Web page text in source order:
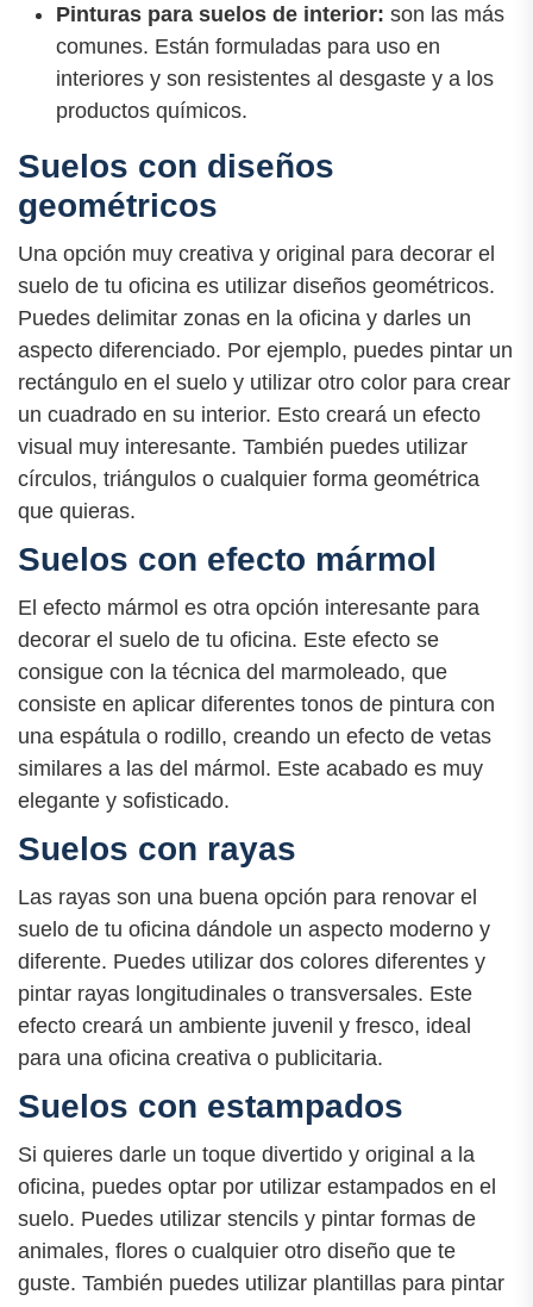
Pinturas para suelos de interior: son las más
comunes. Están formuladas para uso en
interiores y son resistentes al desgaste y a los
productos químicos.
Suelos con diseños
geométricos
Una opción muy creativa y original para decorar el
suelo de tu oficina es utilizar diseños geométricos.
Puedes delimitar zonas en la oficina y darles un
aspecto diferenciado. Por ejemplo, puedes pintar un
rectángulo en el suelo y utilizar otro color para crear
un cuadrado en su interior. Esto creará un efecto
visual muy interesante. También puedes utilizar
círculos, triángulos o cualquier forma geométrica
que quieras.
Suelos con efecto mármol
El efecto mármol es otra opción interesante para
decorar el suelo de tu oficina. Este efecto se
consigue con la técnica del marmoleado, que
consiste en aplicar diferentes tonos de pintura con
una espátula o rodillo, creando un efecto de vetas
similares a las del mármol. Este acabado es muy
elegante y sofisticado.
Suelos con rayas
Las rayas son una buena opción para renovar el
suelo de tu oficina dándole un aspecto moderno y
diferente. Puedes utilizar dos colores diferentes y
pintar rayas longitudinales o transversales. Este
efecto creará un ambiente juvenil y fresco, ideal
para una oficina creativa o publicitaria.
Suelos con estampados
Si quieres darle un toque divertido y original a la
oficina, puedes optar por utilizar estampados en el
suelo. Puedes utilizar stencils y pintar formas de
animales, flores o cualquier otro diseño que te
guste. También puedes utilizar plantillas para pintar